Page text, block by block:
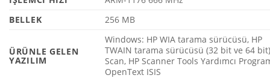
BELLEK
256 MB
ÜRÜNLE GELEN
YAZILIM
Windows: HP WIA tarama sürücüsü, HP
TWAIN tarama sürücüsü (32 bit ve 64
Scan, HP Scanner Tools Yardımcı
OpenText ISIS